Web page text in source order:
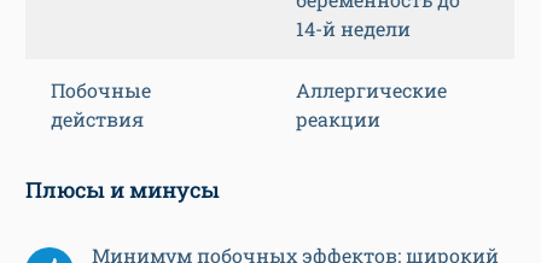
14-й недели
Побочные
действия
Аллергические
реакции
Плюсы и минусы
Минимум побочных эффектов; широкий